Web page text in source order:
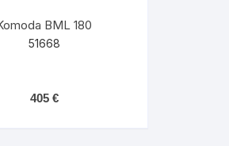
BML 180
51668
405 €